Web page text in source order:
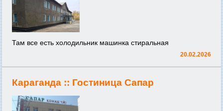
Там все есть холодильник машинка стиральная
20.02.2026
Караганда :: Гостиница Сапар